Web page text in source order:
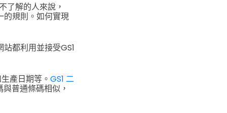
了解的人來說，
的規則。如何實現
都利用並接受GS1
產日期等。 GS1 二
普通條碼相似，